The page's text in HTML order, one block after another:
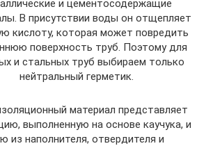
и цементосодержащие
В присутствии воды он отщепляет
кислоту, которая может повредить
поверхность труб. Поэтому для
и стальных труб выбираем только
нейтральный герметик.
материал представляет
выполненную на основе каучука, и
из наполнителя, отвердителя и